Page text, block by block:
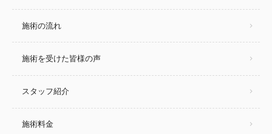
施術の流れ
施術を受けた皆様の声
スタッフ紹介
施術料金